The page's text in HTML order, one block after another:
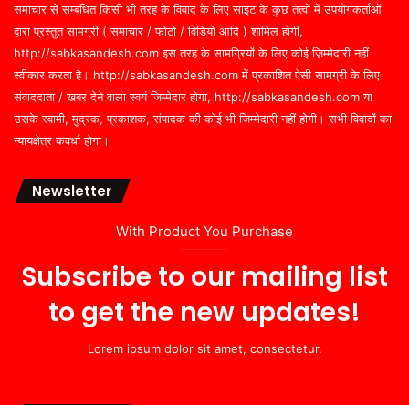
समाचार से सम्बंधित किसी भी तरह के विवाद के लिए साइट के कुछ तत्वों में उपयोगकर्ताओं
द्वारा प्रस्तुत सामग्री ( समाचार / फोटो / विडियो आदि ) शामिल होगी,
http://sabkasandesh.com इस तरह के सामग्रियों के लिए कोई ज़िम्मेदारी नहीं
स्वीकार करता है। http://sabkasandesh.com में प्रकाशित ऐसी सामग्री के लिए
संवाददाता / खबर देने वाला स्वयं जिम्मेदार होगा, http://sabkasandesh.com या
उसके स्वामी, मुद्रक, प्रकाशक, संपादक की कोई भी जिम्मेदारी नहीं होगी। सभी विवादों का
न्यायक्षेत्र कवर्धा होगा।
Newsletter
With Product You Purchase
Subscribe to our mailing list
to get the new updates!
Lorem ipsum dolor sit amet, consectetur.